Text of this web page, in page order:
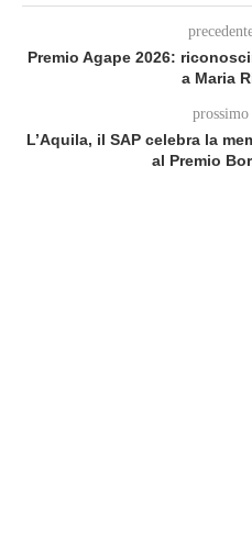
Premio Agape 2026:
a Maria
L’Aquila, il SAP celebra la
al Premio